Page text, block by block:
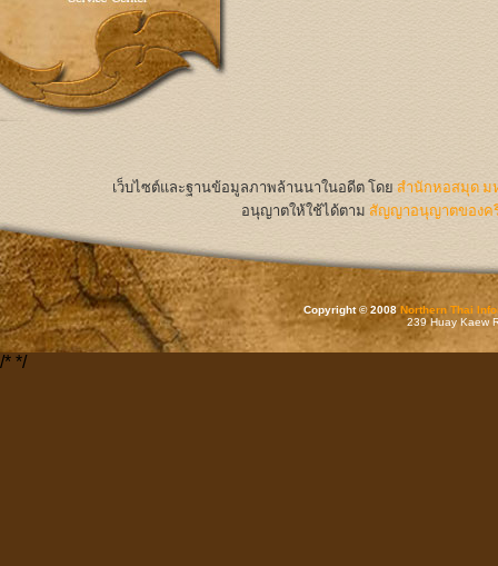
เว็บไซต์และฐานข้อมูลภาพล้านนาในอดีต โดย สำนักหอสมุด ม
อนุญาตให้ใช้ได้ตาม สัญญาอนุญาตของค
Copyright © 2008Northern Thai
239 Huay Kaew
/* */